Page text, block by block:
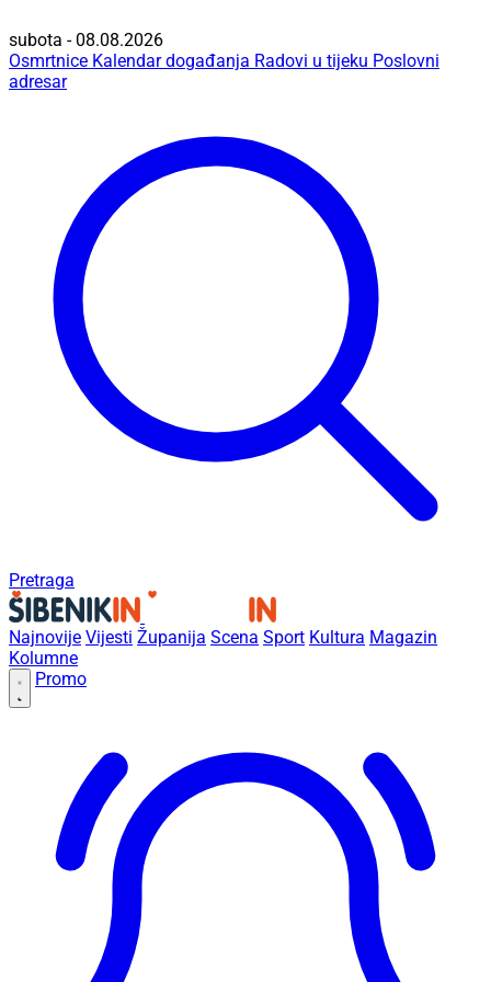
subota - 08.08.2026
Osmrtnice Kalendar događanja Radovi u tijeku Poslovni
adresar
Pretraga
Najnovije Vijesti Županija Scena Sport Kultura Magazin
Kolumne
Promo